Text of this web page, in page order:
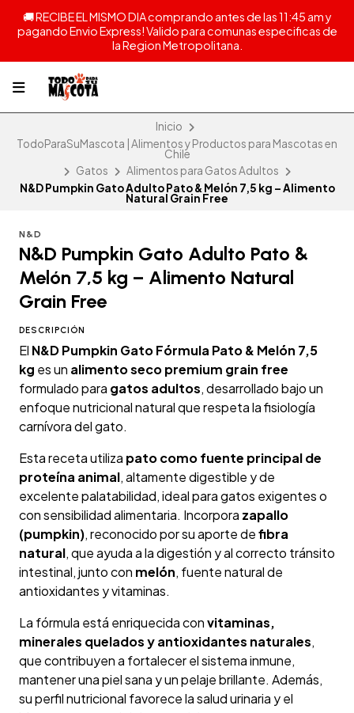
🚚 RECIBE EL MISMO DIA comprando antes de las 11:45 am y
pagando Envio Express! Valido para comunas especificas de
la Region Metropolitana.
Inicio
TodoParaSuMascota | Alimentos y Productos para Mascotas en
Chile
Gatos
Alimentos para Gatos Adultos
N&D Pumpkin Gato Adulto Pato & Melón 7,5 kg – Alimento
Natural Grain Free
N&D
N&D Pumpkin Gato Adulto Pato &
Melón 7,5 kg – Alimento Natural
Grain Free
DESCRIPCIÓN
El N&D Pumpkin Gato Fórmula Pato & Melón 7,5
kg es un alimento seco premium grain free
formulado para gatos adultos, desarrollado bajo un
enfoque nutricional natural que respeta la fisiología
carnívora del gato.
Esta receta utiliza pato como fuente principal de
proteína animal, altamente digestible y de
excelente palatabilidad, ideal para gatos exigentes o
con sensibilidad alimentaria. Incorpora zapallo
(pumpkin), reconocido por su aporte defibra
natural, que ayuda a la digestión y al correcto tránsito
intestinal, junto con melón, fuente natural de
antioxidantes y vitaminas.
La fórmula está enriquecida convitaminas,
minerales quelados y antioxidantes naturales,
que contribuyen a fortalecer el sistema inmune,
mantener una piel sana y un pelaje brillante. Además,
su perfil nutricional favorece la salud urinaria y el